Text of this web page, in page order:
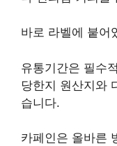
바로 라벨에 붙어
유통기간은 필수
당한지 원산지와
습니다.
카페인은 올바른